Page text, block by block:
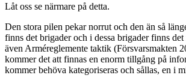
Låt oss se närmare på detta.
Den stora pilen pekar norrut och den än så
finns det brigader och i dessa brigader finns
även Arméreglemente taktik (Försvarsmakten
kommer det att finnas en enorm tillgång på
kommer behöva kategoriseras och sållas, en i